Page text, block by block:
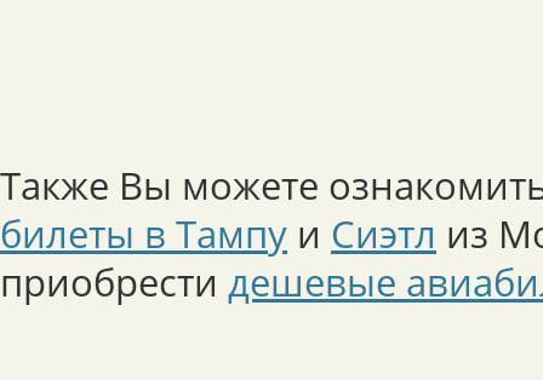
Также Вы можете
билеты в Тампу и Сиэтл из
приобрести дешевые